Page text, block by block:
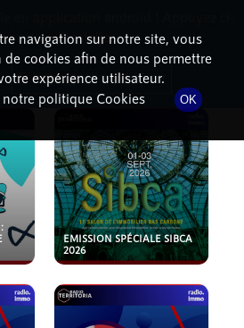
EMISSION SPÉCIALE SIBCA
2026
navigation sur notre site, vous
de cookies afin de nous permettre
expérience utilisateur.
politique Cookies
OK
pour l'installer.
Télécharger l'application